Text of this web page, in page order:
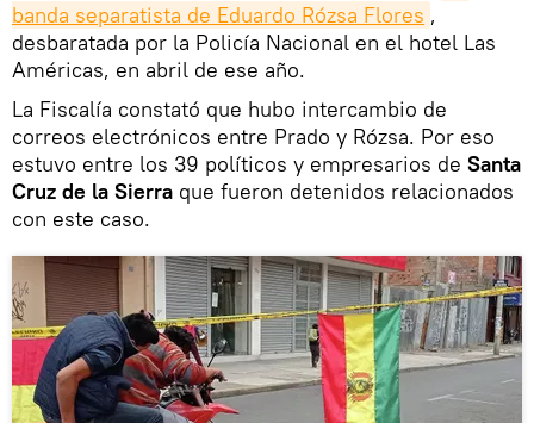
banda separatista de Eduardo Rózsa Flores ,
desbaratada por la Policía Nacional en el hotel Las
Américas, en abril de ese año.
La Fiscalía constató que hubo intercambio de
correos electrónicos entre Prado y Rózsa. Por eso
estuvo entre los 39 políticos y empresarios de Santa
Cruz de la Sierra que fueron detenidos relacionados
con este caso.